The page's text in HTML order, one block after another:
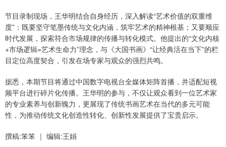
节目录制现场，王华明结合自身经历，深入解读“艺术价值的双重维
度”：既要坚守笔墨传统与文化内涵，筑牢艺术的精神根基；又要顺应
时代发展，探索符合市场规律的传播与转化模式。他提出的“文化内核
+市场逻辑=艺术生命力”理念，与《大国书画》“让经典活在当下”的栏
目定位高度契合，引发在场专家与观众的强烈共鸣。
据悉，本期节目将通过中国数字电视台全媒体矩阵首播，并适配短视
频平台进行碎片化传播。王华明的参与，不仅让观众看到一位艺术家
的专业素养与创新魄力，更展现了传统书画艺术在当代的多元可能
性，为推动传统文化创造性转化、创新性发展提供了宝贵启示。
撰稿:笨笨 ｜ 编辑:王娟